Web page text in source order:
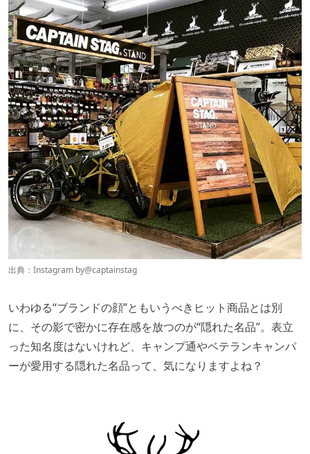
出典：Instagram by@captainstag
いわゆる“ブランドの顔”ともいうべきヒット商品とは別
に、その影で密かに存在感を放つのが“隠れた名品”。表立
った知名度はないけれど、キャンプ通やベテランキャンパ
ーが愛用する隠れた名品って、気になりますよね？